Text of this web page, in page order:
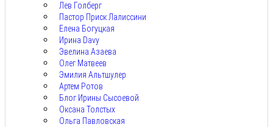
Лев Голберг
Пастор Приск Лалиссини
Елена Богуцкая
Ирина Davy
Эвелина Азаева
Олег Матвеев
Эмилия Альтшулер
Артем Ротов
Блог Ирины Сысоевой
Оксана Толстых
Ольга Павловская